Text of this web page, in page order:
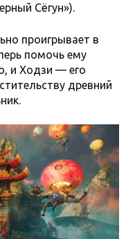
Сёгун»).
проигрывает в
помочь ему
и Ходзи — его
древний